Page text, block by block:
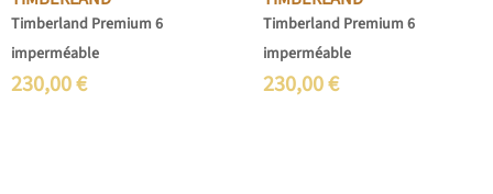
Timberland Premium 6
imperméable
230,00€
Timberland Premium 6
imperméable
230,00€